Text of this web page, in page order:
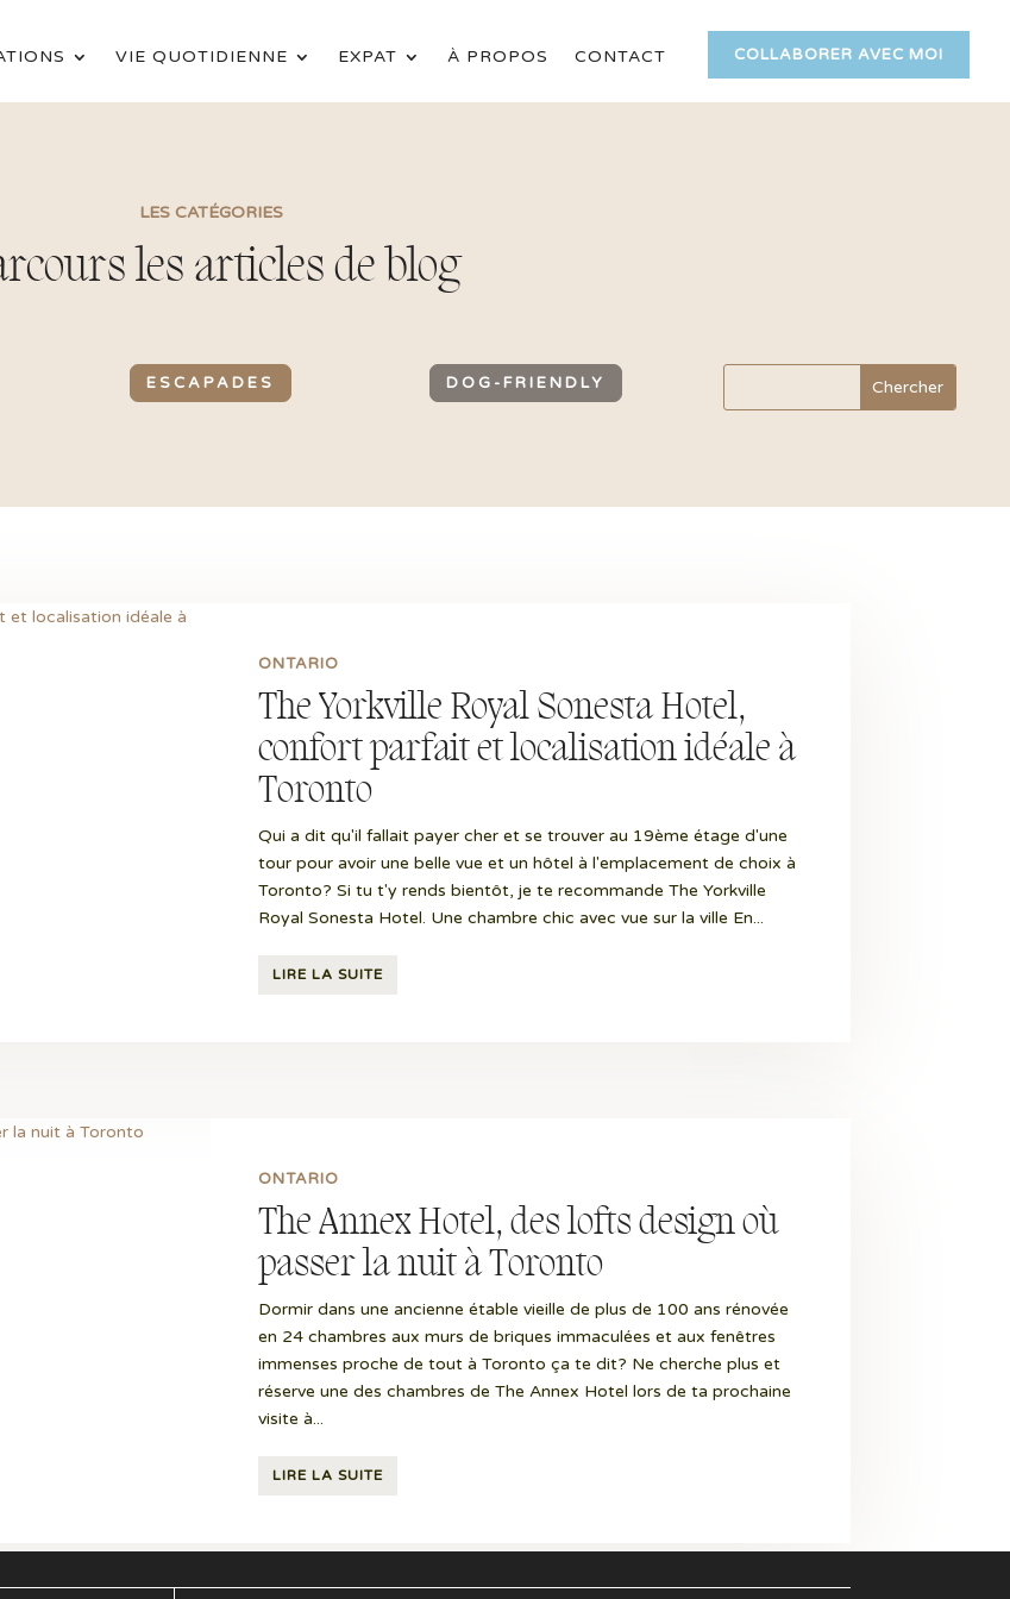
VIE QUOTIDIENNE EXPAT À PROPOS CONTACT COLLABORER AVEC MOI
LES CATÉGORIES
les articles de blog
ESCAPADES DOG-FRIENDLY
The Yorkville Royal Sonesta Hotel,
confort parfait et localisation idéale à
Toronto
ONTARIO
Qui a dit qu'il fallait payer cher et se trouver au 19ème étage d'une
tour pour avoir une belle vue et un hôtel à l'emplacement de choix à
Toronto? Si tu t'y rends bientôt, je te recommande The Yorkville
Royal Sonesta Hotel. Une chambre chic avec vue sur la ville En...
LIRE LA SUITE
The Annex Hotel, des lofts design où
passer la nuit à Toronto
ONTARIO
Dormir dans une ancienne étable vieille de plus de 100 ans rénovée
en 24 chambres aux murs de briques immaculées et aux fenêtres
immenses proche de tout à Toronto ça te dit? Ne cherche plus et
réserve une des chambres de The Annex Hotel lors de ta prochaine
visite à...
LIRE LA SUITE